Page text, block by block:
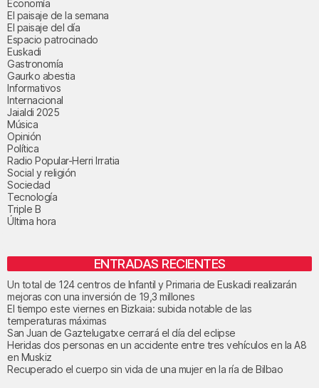
Economía
El paisaje de la semana
El paisaje del día
Espacio patrocinado
Euskadi
Gastronomía
Gaurko abestia
Informativos
Internacional
Jaialdi 2025
Música
Opinión
Política
Radio Popular-Herri Irratia
Social y religión
Sociedad
Tecnología
Triple B
Última hora
ENTRADAS RECIENTES
Un total de 124 centros de Infantil y Primaria de Euskadi realizarán
mejoras con una inversión de 19,3 millones
El tiempo este viernes en Bizkaia: subida notable de las
temperaturas máximas
San Juan de Gaztelugatxe cerrará el día del eclipse
Heridas dos personas en un accidente entre tres vehículos en la A8
en Muskiz
Recuperado el cuerpo sin vida de una mujer en la ría de Bilbao